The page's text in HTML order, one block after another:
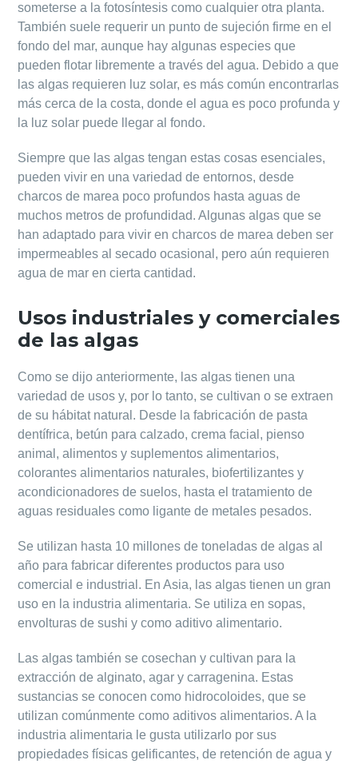
someterse a la fotosíntesis como cualquier otra planta.
También suele requerir un punto de sujeción firme en el
fondo del mar, aunque hay algunas especies que
pueden flotar libremente a través del agua. Debido a que
las algas requieren luz solar, es más común encontrarlas
más cerca de la costa, donde el agua es poco profunda y
la luz solar puede llegar al fondo.
Siempre que las algas tengan estas cosas esenciales,
pueden vivir en una variedad de entornos, desde
charcos de marea poco profundos hasta aguas de
muchos metros de profundidad. Algunas algas que se
han adaptado para vivir en charcos de marea deben ser
impermeables al secado ocasional, pero aún requieren
agua de mar en cierta cantidad.
Usos industriales y comerciales
de las algas
Como se dijo anteriormente, las algas tienen una
variedad de usos y, por lo tanto, se cultivan o se extraen
de su hábitat natural. Desde la fabricación de pasta
dentífrica, betún para calzado, crema facial, pienso
animal, alimentos y suplementos alimentarios,
colorantes alimentarios naturales, biofertilizantes y
acondicionadores de suelos, hasta el tratamiento de
aguas residuales como ligante de metales pesados.
Se utilizan hasta 10 millones de toneladas de algas al
año para fabricar diferentes productos para uso
comercial e industrial. En Asia, las algas tienen un gran
uso en la industria alimentaria. Se utiliza en sopas,
envolturas de sushi y como aditivo alimentario.
Las algas también se cosechan y cultivan para la
extracción de alginato, agar y carragenina. Estas
sustancias se conocen como hidrocoloides, que se
utilizan comúnmente como aditivos alimentarios. A la
industria alimentaria le gusta utilizarlo por sus
propiedades físicas gelificantes, de retención de agua y